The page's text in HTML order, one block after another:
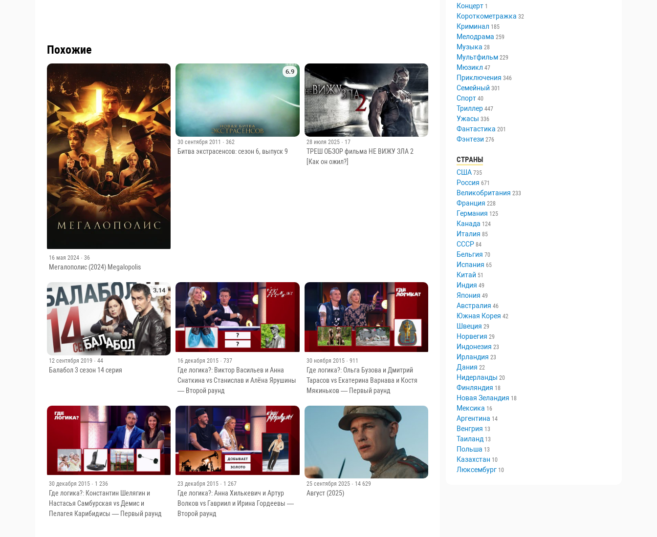
Похожие
16 мая 2024 · 36
Мегалополис (2024) Megalopolis
6.9
30 сентября 2011 · 362
Битва экстрасенсов: сезон 6, выпуск 9
28 июля 2025 · 17
ТРЕШ ОБЗОР фильма НЕ ВИЖУ ЗЛА 2
[Как он ожил?]
3.14
12 сентября 2019 · 44
Балабол 3 сезон 14 серия
16 декабря 2015 · 737
Где логика?: Виктор Васильев и Анна
Снаткина vs Станислав и Алёна Ярушины
— Второй раунд
30 ноября 2015 · 911
Где логика?: Ольга Бузова и Дмитрий
Тарасов vs Екатерина Варнава и Костя
Мякиньков — Первый раунд
30 декабря 2015 · 1 236
Где логика?: Константин Шелягин и
Настасья Самбурская vs Демис и
Пелагея Карибидисы — Первый раунд
23 декабря 2015 · 1 267
Где логика?: Анна Хилькевич и Артур
Волков vs Гавриил и Ирина Гордеевы —
Второй раунд
25 сентября 2025 · 14 629
Август (2025)
Концерт 1
Короткометражка 32
Криминал 185
Мелодрама 259
Музыка 28
Мультфильм 229
Мюзикл 47
Приключения 346
Семейный 301
Спорт 40
Триллер 447
Ужасы 336
Фантастика 201
Фэнтези 276
СТРАНЫ
США 735
Россия 671
Великобритания 233
Франция 228
Германия 125
Канада 124
Италия 85
СССР 84
Бельгия 70
Испания 65
Китай 51
Индия 49
Япония 49
Австралия 46
Южная Корея 42
Швеция 29
Норвегия 29
Индонезия 23
Ирландия 23
Дания 22
Нидерланды 20
Финляндия 18
Новая Зеландия 18
Мексика 16
Аргентина 14
Венгрия 13
Таиланд 13
Польша 13
Казахстан 10
Люксембург 10